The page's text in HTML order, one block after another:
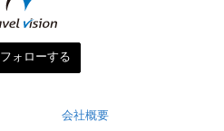
フォローする
会社概要